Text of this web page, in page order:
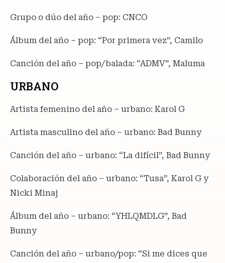
Grupo o dúo del año – pop: CNCO
Álbum del año – pop: “Por primera vez”, Camilo
Canción del año – pop/balada: “ADMV”, Maluma
URBANO
Artista femenino del año – urbano: Karol G
Artista masculino del año – urbano: Bad Bunny
Canción del año – urbano: “La difícil”, Bad Bunny
Colaboración del año – urbano: “Tusa”, Karol G y
Nicki Minaj
Álbum del año – urbano: “YHLQMDLG”, Bad
Bunny
Canción del año – urbano/pop: “Si me dices que